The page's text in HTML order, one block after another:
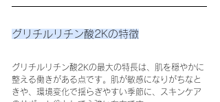
グリチルリチン酸2Kの特徴
グリチルリチン酸2Kの最大の特長は、肌を穏やかに
整える働きがある点です。肌が敏感になりがちなと
きや、環境変化で揺らぎやすい季節に、スキンケア